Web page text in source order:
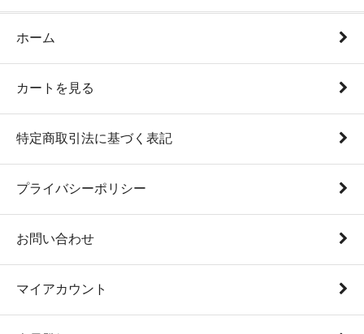
ホーム
カートを見る
特定商取引法に基づく表記
プライバシーポリシー
お問い合わせ
マイアカウント